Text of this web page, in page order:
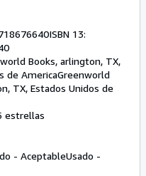
between the food
habits you keep, and
feel.
ISBN 13:
Books, arlington, TX,
de AmericaGreenworld
TX, Estados Unidos de
estrellas
- AceptableUsado -